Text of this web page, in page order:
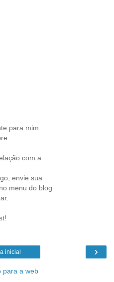
para mim.
com a
envie sua
menu do blog
›
inicial
para a web